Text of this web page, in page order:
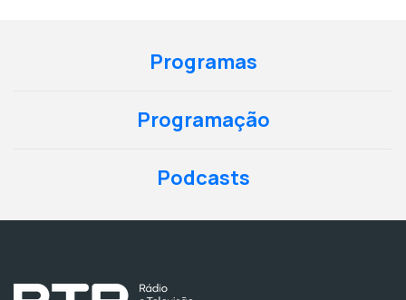
Programas
Programação
Podcasts